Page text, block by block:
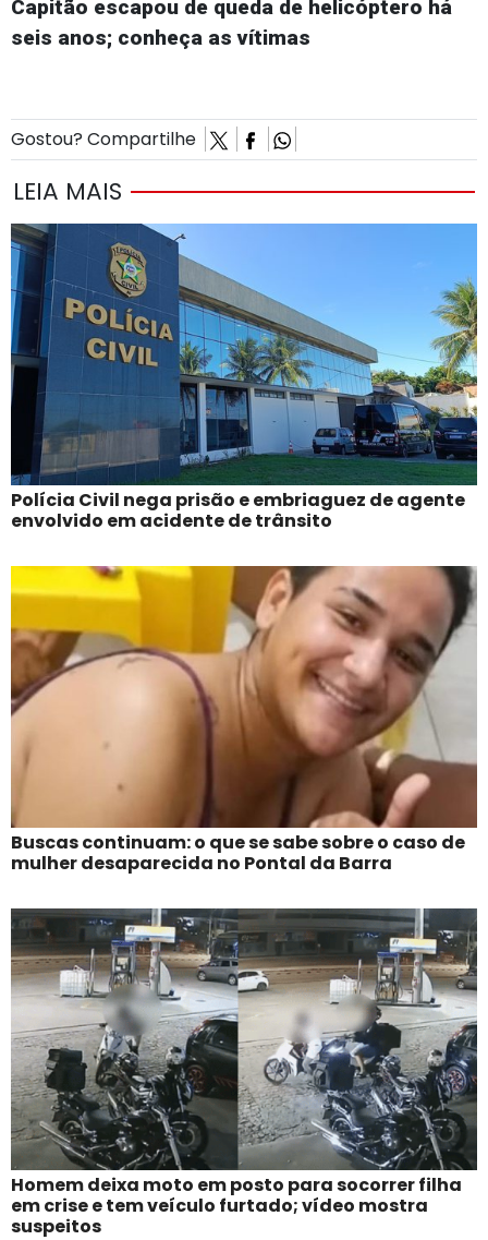
Capitão escapou de queda de helicóptero há
seis anos; conheça as vítimas
Gostou? Compartilhe
LEIA MAIS
Polícia Civil nega prisão e embriaguez de agente
envolvido em acidente de trânsito
Buscas continuam: o que se sabe sobre o caso de
mulher desaparecida no Pontal da Barra
Homem deixa moto em posto para socorrer filha
em crise e tem veículo furtado; vídeo mostra
suspeitos